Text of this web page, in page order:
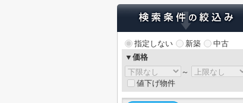
指定しない 新築
中古
▼価格
～
値下げ物件